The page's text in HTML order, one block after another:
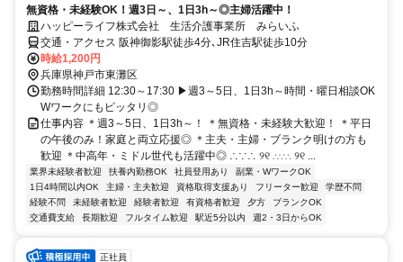
無資格・未経験OK！週3日～、1日3h～◎主婦活躍中！
ハッピーライフ株式会社 生活介護事業所 みらいふ
交通・アクセス 阪神御影駅徒歩4分､JR住吉駅徒歩10分
時給1,200円
兵庫県神戸市東灘区
勤務時間詳細 12:30～17:30 ▶週3～5日、1日3h～時間・曜日相談OK
Wワークにもピッタリ◎
仕事内容 ＊週3～5日、1日3h～！ ＊無資格・未経験大歓迎！ ＊平日
の午後のみ！家庭と両立応援◎ ＊主夫・主婦・ブランク明けの方も
歓迎 ＊中高年・ミドル世代も活躍中◎ ∴∵∴ ୨୧ ∴∵∴ ୨୧ ...
業界未経験者歓迎 扶養内勤務OK 社員登用あり
副業・WワークOK
1日4時間以内OK
主婦・主夫歓迎 資格取得支援あり フリーター歓迎
学歴不問
経験不問
未経験者歓迎 経験者歓迎 有資格者歓迎 夕方
ブランクOK
交通費支給
長期歓迎 フルタイム歓迎 駅近5分以内 週2・3日からOK
正社員